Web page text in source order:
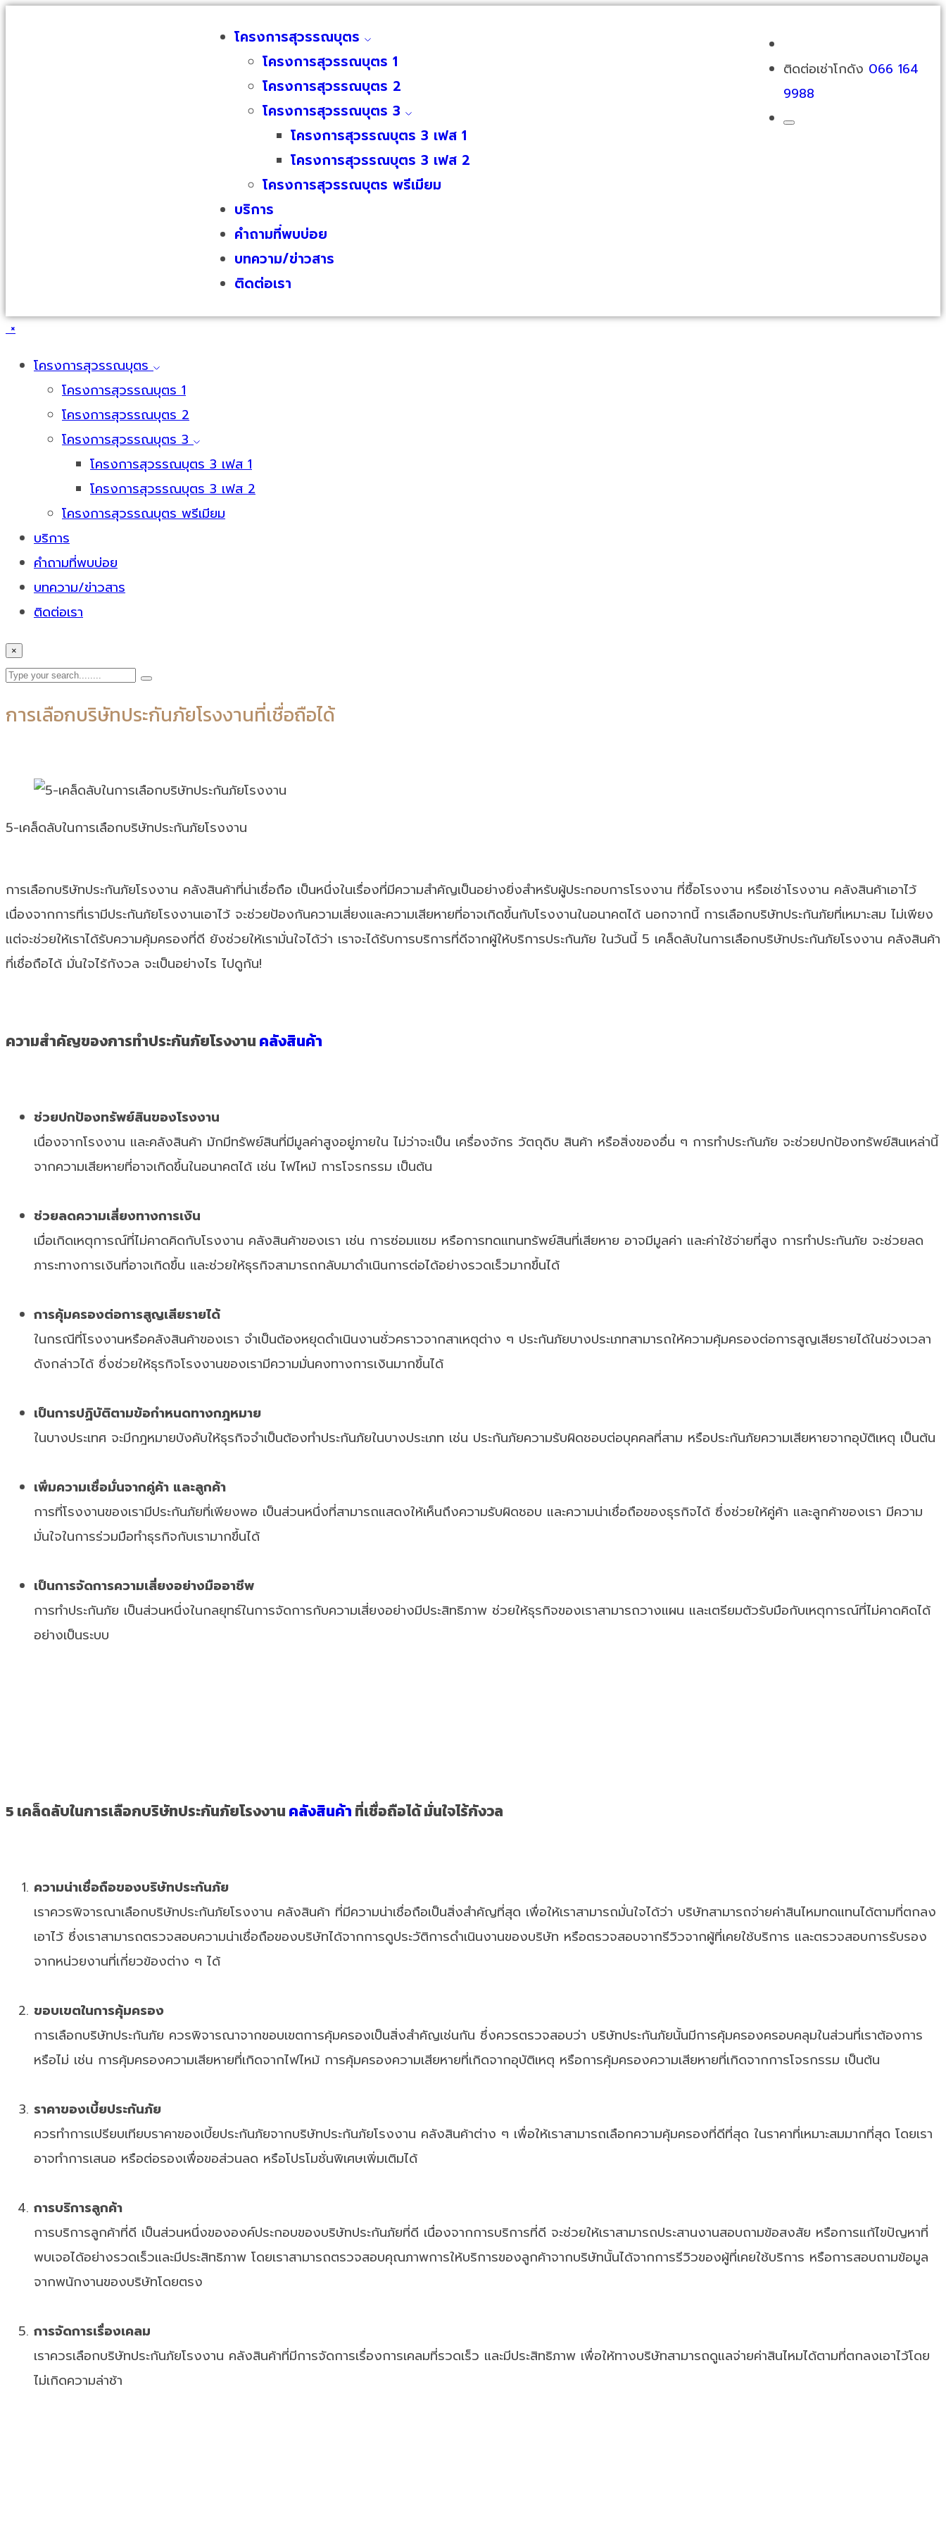
โครงการสุวรรณบุตร
โครงการสุวรรณบุตร 1
โครงการสุวรรณบุตร 2
โครงการสุวรรณบุตร 3
โครงการสุวรรณบุตร 3 เฟส 1
โครงการสุวรรณบุตร 3 เฟส 2
โครงการสุวรรณบุตร พรีเมียม
บริการ
คำถามที่พบบ่อย
บทความ/ข่าวสาร
ติดต่อเรา
ติดต่อเช่าโกดัง 066 164
9988
×
โครงการสุวรรณบุตร
โครงการสุวรรณบุตร 1
โครงการสุวรรณบุตร 2
โครงการสุวรรณบุตร 3
โครงการสุวรรณบุตร 3 เฟส 1
โครงการสุวรรณบุตร 3 เฟส 2
โครงการสุวรรณบุตร พรีเมียม
บริการ
คำถามที่พบบ่อย
บทความ/ข่าวสาร
ติดต่อเรา
×
การเลือกบริษัทประกันภัยโรงงานที่เชื่อถือได้
5-เคล็ดลับในการเลือกบริษัทประกันภัยโรงงาน
การเลือกบริษัทประกันภัยโรงงาน คลังสินค้าที่น่าเชื่อถือ เป็นหนึ่งในเรื่องที่มีความสำคัญเป็นอย่างยิ่งสำหรับผู้ประกอบการโรงงาน ที่ซื้อโรงงาน หรือเช่าโรงงาน คลังสินค้าเอาไว้
เนื่องจากการที่เรามีประกันภัยโรงงานเอาไว้ จะช่วยป้องกันความเสี่ยงและความเสียหายที่อาจเกิดขึ้นกับโรงงานในอนาคตได้ นอกจากนี้ การเลือกบริษัทประกันภัยที่เหมาะสม ไม่เพียง
แต่จะช่วยให้เราได้รับความคุ้มครองที่ดี ยังช่วยให้เรามั่นใจได้ว่า เราจะได้รับการบริการที่ดีจากผู้ให้บริการประกันภัย ในวันนี้ 5 เคล็ดลับในการเลือกบริษัทประกันภัยโรงงาน คลังสินค้า
ที่เชื่อถือได้ มั่นใจไร้กังวล จะเป็นอย่างไร ไปดูกัน!
ความสำคัญของการทำประกันภัยโรงงานคลังสินค้า
ช่วยปกป้องทรัพย์สินของโรงงาน
เนื่องจากโรงงาน และคลังสินค้า มักมีทรัพย์สินที่มีมูลค่าสูงอยู่ภายใน ไม่ว่าจะเป็น เครื่องจักร วัตถุดิบ สินค้า หรือสิ่งของอื่น ๆ การทำประกันภัย จะช่วยปกป้องทรัพย์สินเหล่านี้
จากความเสียหายที่อาจเกิดขึ้นในอนาคตได้ เช่น ไฟไหม้ การโจรกรรม เป็นต้น
ช่วยลดความเสี่ยงทางการเงิน
เมื่อเกิดเหตุการณ์ที่ไม่คาดคิดกับโรงงาน คลังสินค้าของเรา เช่น การซ่อมแซม หรือการทดแทนทรัพย์สินที่เสียหาย อาจมีมูลค่า และค่าใช้จ่ายที่สูง การทำประกันภัย จะช่วยลด
ภาระทางการเงินที่อาจเกิดขึ้น และช่วยให้ธุรกิจสามารถกลับมาดำเนินการต่อได้อย่างรวดเร็วมากขึ้นได้
การคุ้มครองต่อการสูญเสียรายได้
ในกรณีที่โรงงานหรือคลังสินค้าของเรา จำเป็นต้องหยุดดำเนินงานชั่วคราวจากสาเหตุต่าง ๆ ประกันภัยบางประเภทสามารถให้ความคุ้มครองต่อการสูญเสียรายได้ในช่วงเวลา
ดังกล่าวได้ ซึ่งช่วยให้ธุรกิจโรงงานของเรามีความมั่นคงทางการเงินมากขึ้นได้
เป็นการปฏิบัติตามข้อกำหนดทางกฎหมาย
ในบางประเทศ จะมีกฎหมายบังคับให้ธุรกิจจำเป็นต้องทำประกันภัยในบางประเภท เช่น ประกันภัยความรับผิดชอบต่อบุคคลที่สาม หรือประกันภัยความเสียหายจากอุบัติเหตุ เป็นต้น
เพิ่มความเชื่อมั่นจากคู่ค้า และลูกค้า
การที่โรงงานของเรามีประกันภัยที่เพียงพอ เป็นส่วนหนึ่งที่สามารถแสดงให้เห็นถึงความรับผิดชอบ และความน่าเชื่อถือของธุรกิจได้ ซึ่งช่วยให้คู่ค้า และลูกค้าของเรา มีความ
มั่นใจในการร่วมมือทำธุรกิจกับเรามากขึ้นได้
เป็นการจัดการความเสี่ยงอย่างมืออาชีพ
การทำประกันภัย เป็นส่วนหนึ่งในกลยุทธ์ในการจัดการกับความเสี่ยงอย่างมีประสิทธิภาพ ช่วยให้ธุรกิจของเราสามารถวางแผน และเตรียมตัวรับมือกับเหตุการณ์ที่ไม่คาดคิดได้
อย่างเป็นระบบ
5 เคล็ดลับในการเลือกบริษัทประกันภัยโรงงานคลังสินค้าที่เชื่อถือได้ มั่นใจไร้กังวล
ความน่าเชื่อถือของบริษัทประกันภัย
เราควรพิจารณาเลือกบริษัทประกันภัยโรงงาน คลังสินค้า ที่มีความน่าเชื่อถือเป็นสิ่งสำคัญที่สุด เพื่อให้เราสามารถมั่นใจได้ว่า บริษัทสามารถจ่ายค่าสินไหมทดแทนได้ตามที่ตกลง
เอาไว้ ซึ่งเราสามารถตรวจสอบความน่าเชื่อถือของบริษัทได้จากการดูประวัติการดำเนินงานของบริษัท หรือตรวจสอบจากรีวิวจากผู้ที่เคยใช้บริการ และตรวจสอบการรับรอง
จากหน่วยงานที่เกี่ยวข้องต่าง ๆ ได้
ขอบเขตในการคุ้มครอง
การเลือกบริษัทประกันภัย ควรพิจารณาจากขอบเขตการคุ้มครองเป็นสิ่งสำคัญเช่นกัน ซึ่งควรตรวจสอบว่า บริษัทประกันภัยนั้นมีการคุ้มครองครอบคลุมในส่วนที่เราต้องการ
หรือไม่ เช่น การคุ้มครองความเสียหายที่เกิดจากไฟไหม้ การคุ้มครองความเสียหายที่เกิดจากอุบัติเหตุ หรือการคุ้มครองความเสียหายที่เกิดจากการโจรกรรม เป็นต้น
ราคาของเบี้ยประกันภัย
ควรทำการเปรียบเทียบราคาของเบี้ยประกันภัยจากบริษัทประกันภัยโรงงาน คลังสินค้าต่าง ๆ เพื่อให้เราสามารถเลือกความคุ้มครองที่ดีที่สุด ในราคาที่เหมาะสมมากที่สุด โดยเรา
อาจทำการเสนอ หรือต่อรองเพื่อขอส่วนลด หรือโปรโมชั่นพิเศษเพิ่มเติมได้
การบริการลูกค้า
การบริการลูกค้าที่ดี เป็นส่วนหนึ่งขององค์ประกอบของบริษัทประกันภัยที่ดี เนื่องจากการบริการที่ดี จะช่วยให้เราสามารถประสานงานสอบถามข้อสงสัย หรือการแก้ไขปัญหาที่
พบเจอได้อย่างรวดเร็วและมีประสิทธิภาพ โดยเราสามารถตรวจสอบคุณภาพการให้บริการของลูกค้าจากบริษัทนั้นได้จากการรีวิวของผู้ที่เคยใช้บริการ หรือการสอบถามข้อมูล
จากพนักงานของบริษัทโดยตรง
การจัดการเรื่องเคลม
เราควรเลือกบริษัทประกันภัยโรงงาน คลังสินค้าที่มีการจัดการเรื่องการเคลมที่รวดเร็ว และมีประสิทธิภาพ เพื่อให้ทางบริษัทสามารถดูแลจ่ายค่าสินไหมได้ตามที่ตกลงเอาไว้โดย
ไม่เกิดความล่าช้า